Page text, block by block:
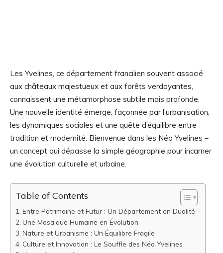
Les Yvelines, ce département francilien souvent associé
aux châteaux majestueux et aux forêts verdoyantes,
connaissent une métamorphose subtile mais profonde.
Une nouvelle identité émerge, façonnée par l’urbanisation,
les dynamiques sociales et une quête d’équilibre entre
tradition et modernité. Bienvenue dans les Néo Yvelines –
un concept qui dépasse la simple géographie pour incarner
une évolution culturelle et urbaine.
Table of Contents
Entre Patrimoine et Futur : Un Département en Dualité
Une Mosaïque Humaine en Évolution
Nature et Urbanisme : Un Équilibre Fragile
Culture et Innovation : Le Souffle des Néo Yvelines